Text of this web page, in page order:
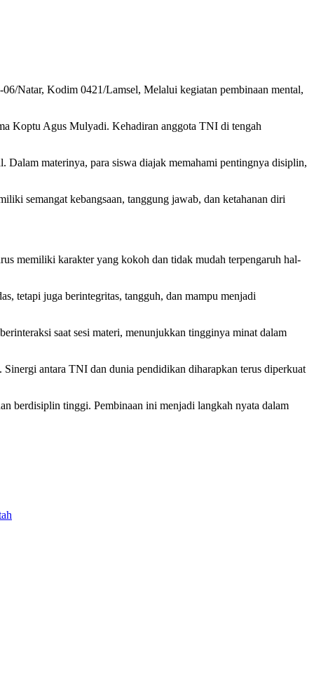
Natar, Kodim 0421/Lamsel, Melalui kegiatan pembinaan mental,
Koptu Agus Mulyadi. Kehadiran anggota TNI di tengah
Dalam materinya, para siswa diajak memahami pentingnya disiplin,
semangat kebangsaan, tanggung jawab, dan ketahanan diri
memiliki karakter yang kokoh dan tidak mudah terpengaruh hal-
tetapi juga berintegritas, tangguh, dan mampu menjadi
saat sesi materi, menunjukkan tingginya minat dalam
antara TNI dan dunia pendidikan diharapkan terus diperkuat
berdisiplin tinggi. Pembinaan ini menjadi langkah nyata dalam